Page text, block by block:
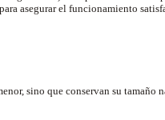
asegurar el funcionamiento
sino que conservan su tamaño